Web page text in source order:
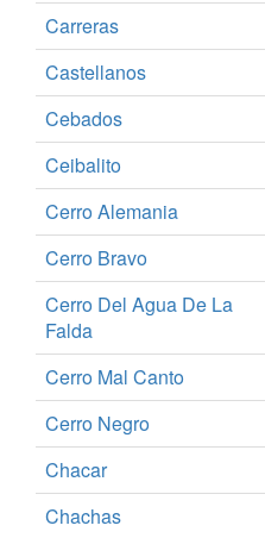
Carreras
Castellanos
Cebados
Ceibalito
Cerro Alemania
Cerro Bravo
Cerro Del Agua De La
Falda
Cerro Mal Canto
Cerro Negro
Chacar
Chachas